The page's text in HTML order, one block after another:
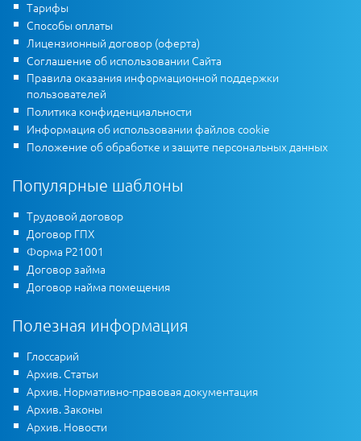
Тарифы
Способы оплаты
Лицензионный договор (оферта)
Соглашение об использовании Сайта
Правила оказания информационной поддержки
пользователей
Политика конфиденциальности
Информация об использовании файлов cookie
Положение об обработке и защите персональных данных
Популярные шаблоны
Трудовой договор
Договор ГПХ
Форма Р21001
Договор займа
Договор найма помещения
Полезная информация
Глоссарий
Архив. Статьи
Архив. Нормативно-правовая документация
Архив. Законы
Архив. Новости